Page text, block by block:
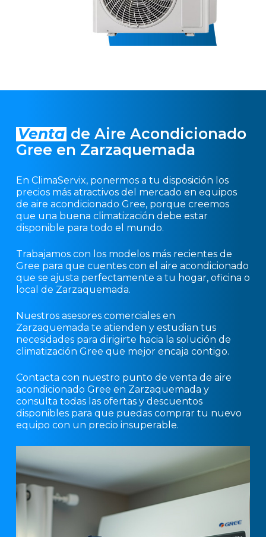
Venta de Aire Acondicionado
Gree en Zarzaquemada
En ClimaServix, ponermos a tu disposición los
precios más atractivos del mercado en equipos
de aire acondicionado Gree, porque creemos
que una buena climatización debe estar
disponible para todo el mundo.
Trabajamos con los modelos más recientes de
Gree para que cuentes con el aire acondicionado
que se ajusta perfectamente a tu hogar, oficina o
local de Zarzaquemada.
Nuestros asesores comerciales en
Zarzaquemada te atienden y estudian tus
necesidades para dirigirte hacia la solución de
climatización Gree que mejor encaja contigo.
Contacta con nuestro punto de venta de aire
acondicionado Gree en Zarzaquemada y
consulta todas las ofertas y descuentos
disponibles para que puedas comprar tu nuevo
equipo con un precio insuperable.